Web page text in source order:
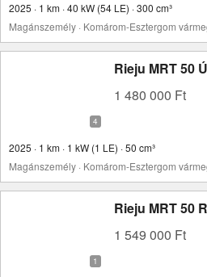
2025 · 1 km · 40 kW (54 LE) · 300 cm³
Magánszemély · Komárom-Esztergom
Rieju MRT 50
1 480 000 Ft
2025 · 1 km · 1 kW (1 LE) · 50 cm³
Magánszemély · Komárom-Esztergom
Rieju MRT 50
1 549 000 Ft